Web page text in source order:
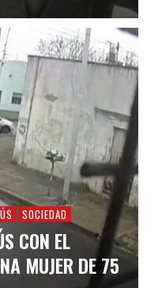
SOCIEDAD
CON EL
MUJER DE 75